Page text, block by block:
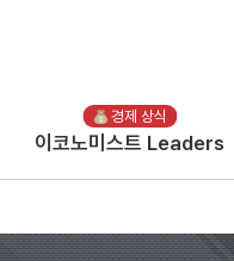
이코노미스트 Leaders